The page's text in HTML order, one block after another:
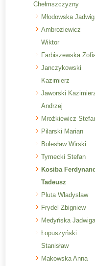
Chełmszczyzny
Młodowska
Ambroziewicz
Wiktor
Farbiszewska
Janczykowski
Kazimierz
Jaworski
Andrzej
Mrożkiewicz
Pilarski Marian
Bolesław Wirski
Tymecki Stefan
Kosiba Ferdynand
Tadeusz
Pluta Władysław
Frydel Zbigniew
Medyńska Jadwiga
Łopuszyński
Stanisław
Makowska Anna